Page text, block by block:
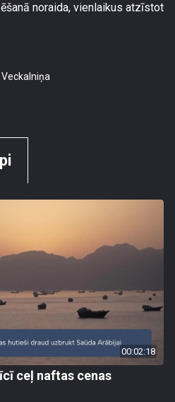
noraida, vienlaikus atzīstot
00:02:18
ceļ naftas cenas